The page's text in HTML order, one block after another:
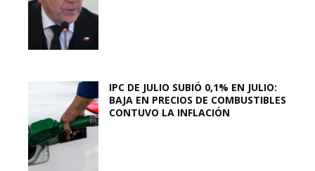
IPC DE JULIO SUBIÓ 0,1% EN JULIO:
BAJA EN PRECIOS DE COMBUSTIBLES
CONTUVO LA INFLACIÓN